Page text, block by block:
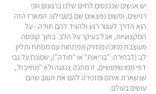
יש אנשים שנכנסים לחיים שלנו ברגעים הכי
רגישים, ופשוט נמצאים שם בשבילנו. המארז הזה
הוא הדרך לעצור רגע ולהגיד להם תודה - על
המקצועיות, אבל בעיקר על הלב. בתוך קופסה
מעוצבת מחכה מחזיק מפתחות עם מפתח ותליון
לב (לבחירה: "בריאות" או "תודה"), שמונח על גבי
דפי ממו שימושיים. זו מתנה צנועה ולא "מחייבת",
שנשארת איתם ומזכירה להם את הטוב שהם
עושים בעולם.